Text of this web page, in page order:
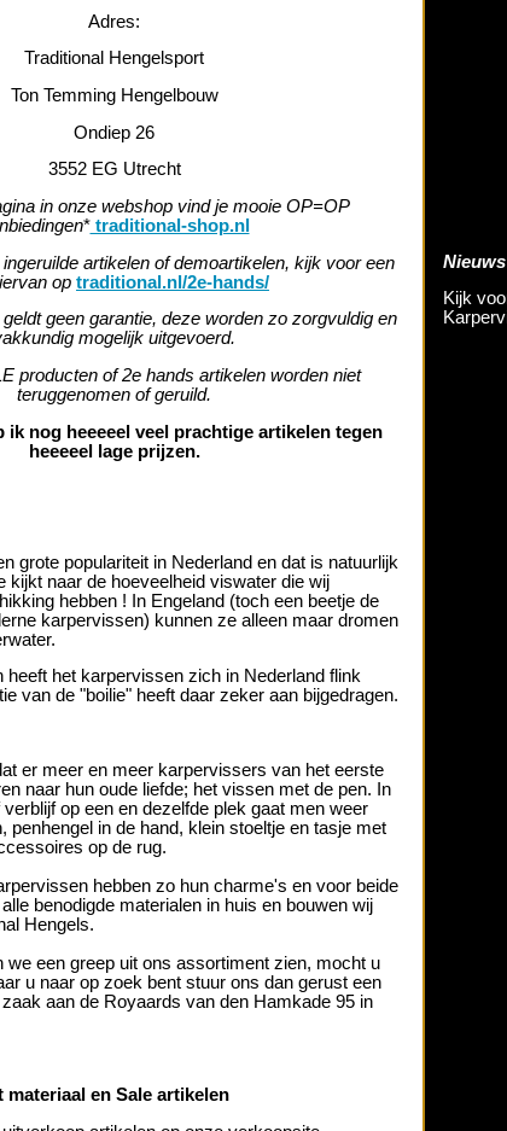
Adres:
Traditional Hengelsport
Ton Temming Hengelbouw
Ondiep 26
3552 EG Utrecht
in onze webshop vind je mooie OP=OP
*traditional-shop.nl
artikelen of demoartikelen, kijk voor een
op traditional.nl/2e-hands/
geen garantie, deze worden zo zorgvuldig en
mogelijk uitgevoerd.
producten of 2e hands artikelen worden niet
teruggenomen of geruild.
ik nog heeeeel veel prachtige artikelen tegen
heeeeel lage prijzen.
grote populariteit in Nederland en dat is natuurlijk
kijkt naar de hoeveelheid viswater die wij
hebben ! In Engeland (toch een beetje de
karpervissen) kunnen ze alleen maar dromen
heeft het karpervissen zich in Nederland flink
van de "boilie" heeft daar zeker aan bijgedragen.
er meer en meer karpervissers van het eerste
naar hun oude liefde; het vissen met de pen. In
op een en dezelfde plek gaat men weer
penhengel in de hand, klein stoeltje en tasje met
op de rug.
hebben zo hun charme's en voor beide
benodigde materialen in huis en bouwen wij
Hengels.
we een greep uit ons assortiment zien, mocht u
u naar op zoek bent stuur ons dan gerust een
aan de Royaards van den Hamkade 95 in
en Sale artikelen
Nieuws
Kijk